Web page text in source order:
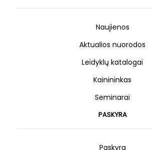
Naujienos
Aktualios nuorodos
Leidyklų katalogai
Kainininkas
Seminarai
PASKYRA
Paskyra